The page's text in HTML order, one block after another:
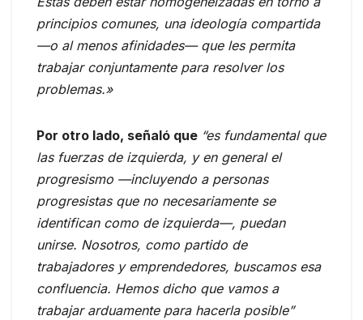
principios comunes, una ideología compartida
—o al menos afinidades— que les permita
trabajar conjuntamente para resolver los
problemas.»
Por otro lado, señaló que “es fundamental que
las fuerzas de izquierda, y en general el
progresismo —incluyendo a personas
progresistas que no necesariamente se
identifican como de izquierda—, puedan
unirse. Nosotros, como partido de
trabajadores y emprendedores, buscamos esa
confluencia. Hemos dicho que vamos a
trabajar arduamente para hacerla posible”